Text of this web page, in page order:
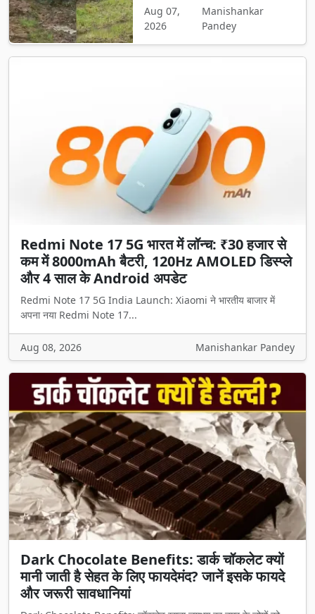
Aug 07,
2026
Manishankar
Pandey
Redmi Note 17 5G भारत में लॉन्च: ₹30 हजार से
कम में 8000mAh बैटरी, 120Hz AMOLED डिस्प्ले
और 4 साल के Android अपडेट
Redmi Note 17 5G India Launch: Xiaomi ने भारतीय बाजार में
अपना नया Redmi Note 17...
Aug 08, 2026 Manishankar Pandey
Dark Chocolate Benefits: डार्क चॉकलेट क्यों
मानी जाती है सेहत के लिए फायदेमंद? जानें इसके फायदे
और जरूरी सावधानियां